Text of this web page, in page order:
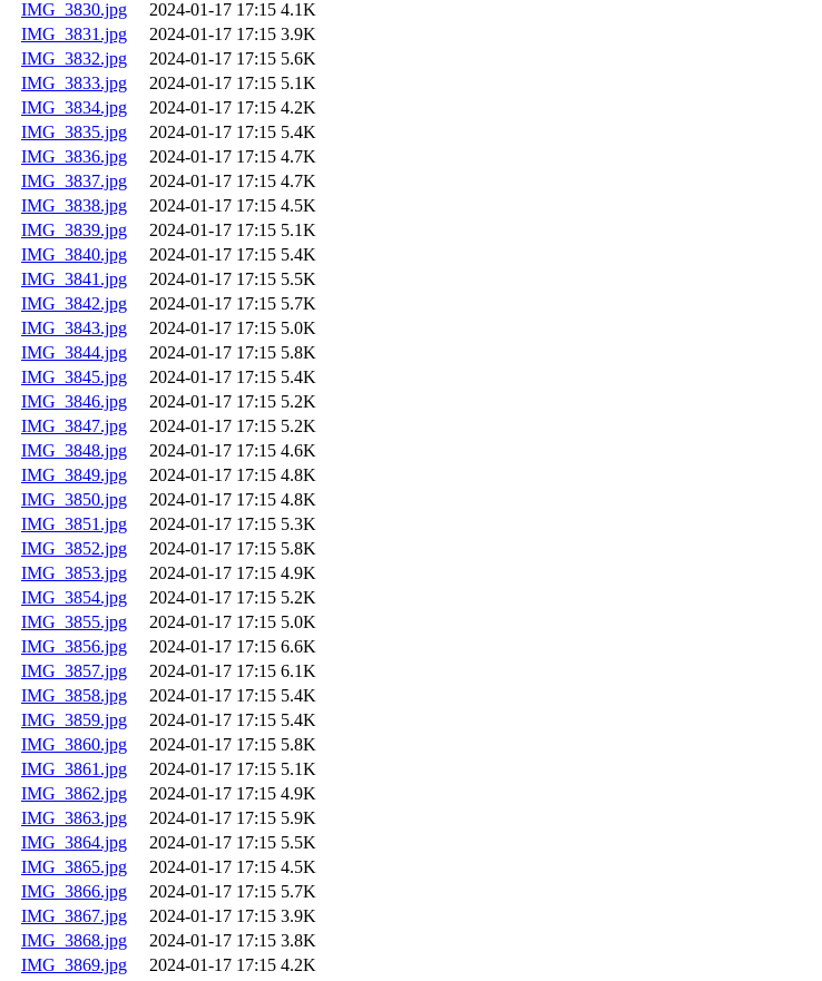
IMG_3830.jpg
2024-01-17 17:15 4.1K
IMG_3831.jpg
2024-01-17 17:15 3.9K
IMG_3832.jpg
2024-01-17 17:15 5.6K
IMG_3833.jpg
2024-01-17 17:15 5.1K
IMG_3834.jpg
2024-01-17 17:15 4.2K
IMG_3835.jpg
2024-01-17 17:15 5.4K
IMG_3836.jpg
2024-01-17 17:15 4.7K
IMG_3837.jpg
2024-01-17 17:15 4.7K
IMG_3838.jpg
2024-01-17 17:15 4.5K
IMG_3839.jpg
2024-01-17 17:15 5.1K
IMG_3840.jpg
2024-01-17 17:15 5.4K
IMG_3841.jpg
2024-01-17 17:15 5.5K
IMG_3842.jpg
2024-01-17 17:15 5.7K
IMG_3843.jpg
2024-01-17 17:15 5.0K
IMG_3844.jpg
2024-01-17 17:15 5.8K
IMG_3845.jpg
2024-01-17 17:15 5.4K
IMG_3846.jpg
2024-01-17 17:15 5.2K
IMG_3847.jpg
2024-01-17 17:15 5.2K
IMG_3848.jpg
2024-01-17 17:15 4.6K
IMG_3849.jpg
2024-01-17 17:15 4.8K
IMG_3850.jpg
2024-01-17 17:15 4.8K
IMG_3851.jpg
2024-01-17 17:15 5.3K
IMG_3852.jpg
2024-01-17 17:15 5.8K
IMG_3853.jpg
2024-01-17 17:15 4.9K
IMG_3854.jpg
2024-01-17 17:15 5.2K
IMG_3855.jpg
2024-01-17 17:15 5.0K
IMG_3856.jpg
2024-01-17 17:15 6.6K
IMG_3857.jpg
2024-01-17 17:15 6.1K
IMG_3858.jpg
2024-01-17 17:15 5.4K
IMG_3859.jpg
2024-01-17 17:15 5.4K
IMG_3860.jpg
2024-01-17 17:15 5.8K
IMG_3861.jpg
2024-01-17 17:15 5.1K
IMG_3862.jpg
2024-01-17 17:15 4.9K
IMG_3863.jpg
2024-01-17 17:15 5.9K
IMG_3864.jpg
2024-01-17 17:15 5.5K
IMG_3865.jpg
2024-01-17 17:15 4.5K
IMG_3866.jpg
2024-01-17 17:15 5.7K
IMG_3867.jpg
2024-01-17 17:15 3.9K
IMG_3868.jpg
2024-01-17 17:15 3.8K
IMG_3869.jpg
2024-01-17 17:15 4.2K